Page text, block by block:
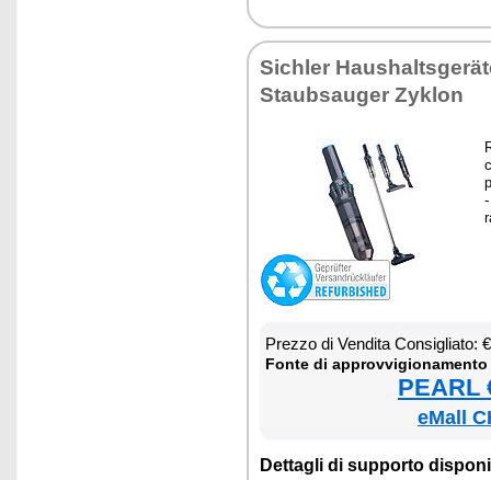
Si­chler
Staub­sau­ger Zy­klon
Prez­zo di Ven­di­ta Con­si­glia­to:
Fon­te di
PEARL
eMall
Det­ta­gli di sup­por­to